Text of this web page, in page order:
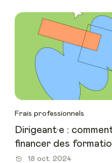
Frais professionnels
Dirigeant·e :
financer des
18 oct. 2024